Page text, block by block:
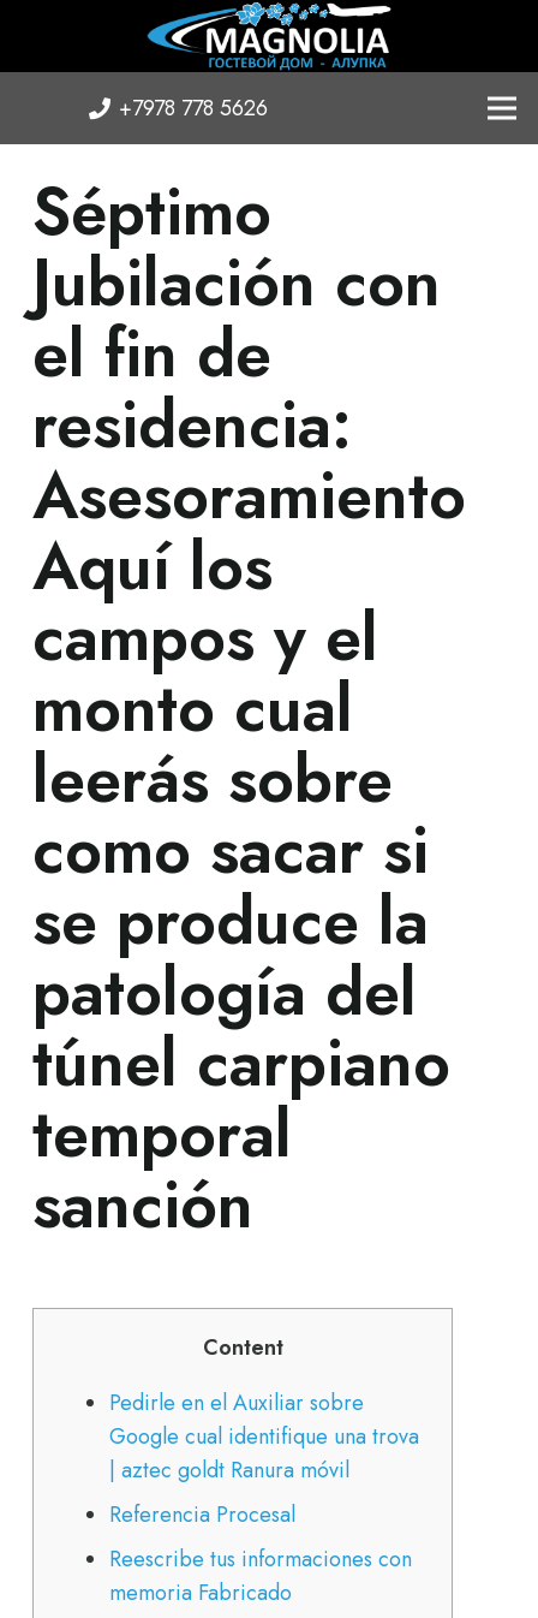
+7978 778 5626
Séptimo
Jubilación con
el fin de
residencia:
Asesoramiento
Aquí los
campos y el
monto cual
leerás sobre
como sacar si
se produce la
patologí­a del
túnel carpiano
temporal
sanción
Content
Pedirle en el Auxiliar sobre
Google cual identifique una trova
| aztec goldt Ranura móvil
Referencia Procesal
Reescribe tus informaciones con
memoria Fabricado